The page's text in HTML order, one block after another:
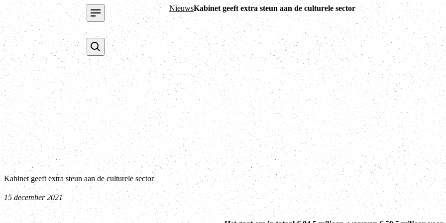
NieuwsKabinet geeft extra steun aan de culturele sector
Kabinet geeft extra steun aan de culturele sector
15 december 2021